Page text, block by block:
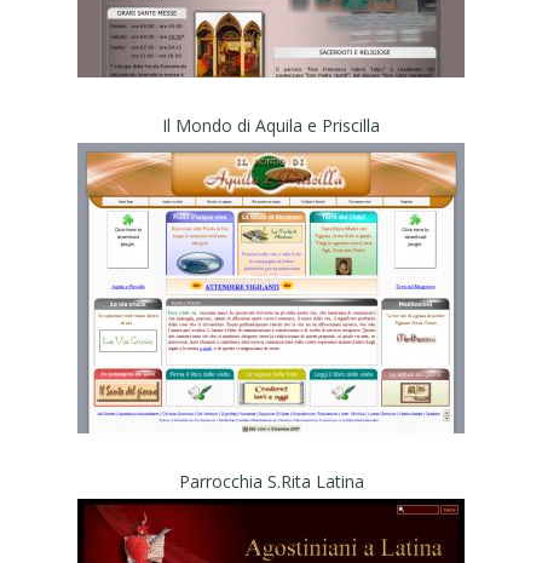
Il Mondo di Aquila e Priscilla
Parrocchia S.Rita Latina